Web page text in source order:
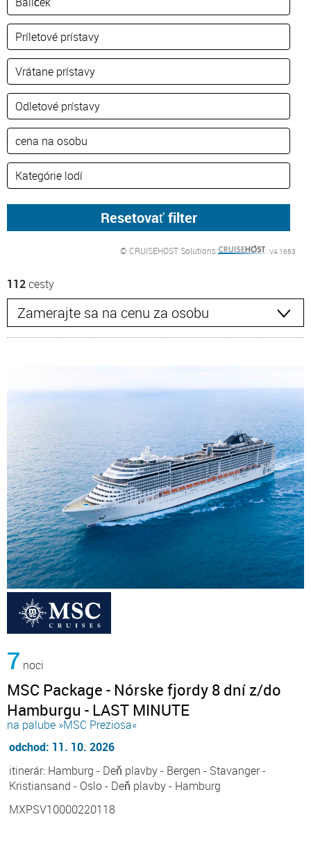
© CRUISEHOST Solutions V4.1663
112cesty
7 noci
MSC Package - Nórske fjordy 8 dní z/do
Hamburgu - LAST MINUTE
na palube »MSC Preziosa«
odchod: 11. 10. 2026
itinerár: Hamburg - Deň plavby - Bergen - Stavanger -
Kristiansand - Oslo - Deň plavby - Hamburg
MXPSV10000220118